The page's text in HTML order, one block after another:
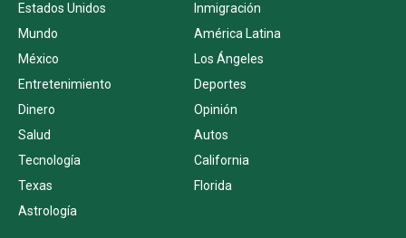
Estados Unidos
Inmigración
Mundo
América Latina
México
Los Ángeles
Entretenimiento
Deportes
Dinero
Opinión
Salud
Autos
Tecnología
California
Texas
Florida
Astrología